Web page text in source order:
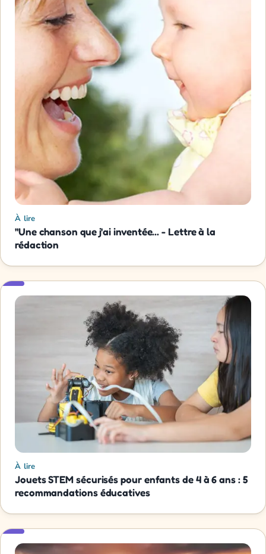
À lire
"Une chanson que j'ai inventée... - Lettre à la
rédaction
À lire
Jouets STEM sécurisés pour enfants de 4 à 6 ans : 5
recommandations éducatives